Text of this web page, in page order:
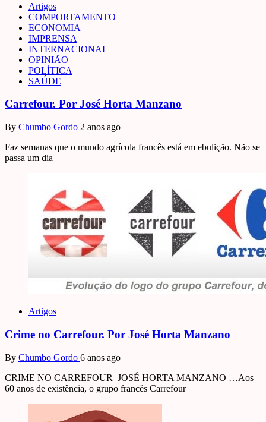
Artigos
COMPORTAMENTO
ECONOMIA
IMPRENSA
INTERNACIONAL
OPINIÃO
POLÍTICA
SAÚDE
Carrefour. Por José Horta Manzano
By Chumbo Gordo 2 anos ago
Faz semanas que o mundo agrícola francês está em ebulição. Não se
passa um dia
Artigos
Crime no Carrefour. Por José Horta Manzano
By Chumbo Gordo 6 anos ago
CRIME NO CARREFOUR JOSÉ HORTA MANZANO …Aos
60 anos de existência, o grupo francês Carrefour